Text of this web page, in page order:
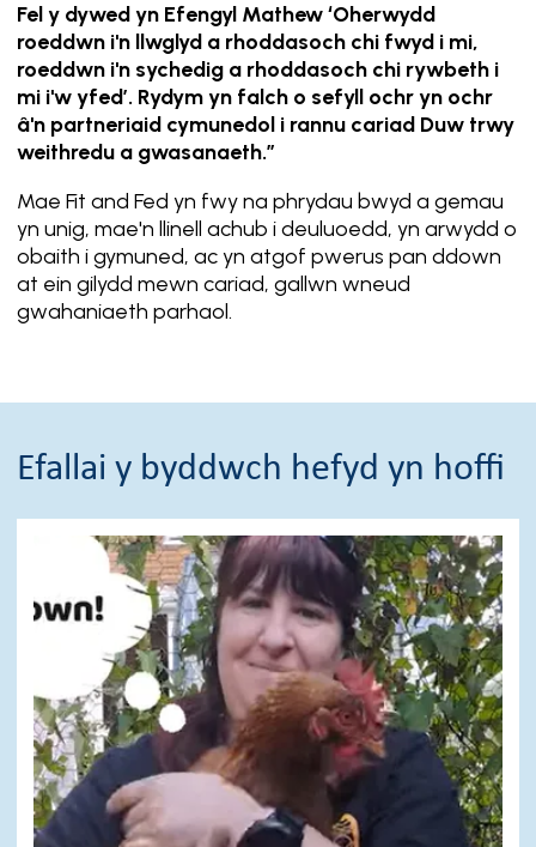
Fel y dywed yn Efengyl Mathew ‘Oherwydd
roeddwn i'n llwglyd a rhoddasoch chi fwyd i mi,
roeddwn i'n sychedig a rhoddasoch chi rywbeth i
mi i'w yfed’. Rydym yn falch o sefyll ochr yn ochr
â'n partneriaid cymunedol i rannu cariad Duw trwy
weithredu a gwasanaeth.”
Mae Fit and Fed yn fwy na phrydau bwyd a gemau
yn unig, mae'n llinell achub i deuluoedd, yn arwydd o
obaith i gymuned, ac yn atgof pwerus pan ddown
at ein gilydd mewn cariad, gallwn wneud
gwahaniaeth parhaol.
Efallai y byddwch hefyd yn hoffi